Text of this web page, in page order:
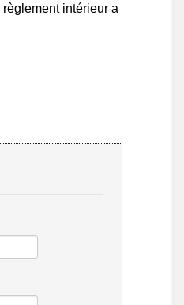
intérieur a